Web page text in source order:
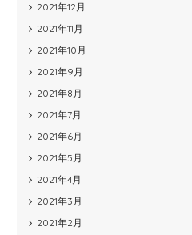
2021年12月
2021年11月
2021年10月
2021年9月
2021年8月
2021年7月
2021年6月
2021年5月
2021年4月
2021年3月
2021年2月